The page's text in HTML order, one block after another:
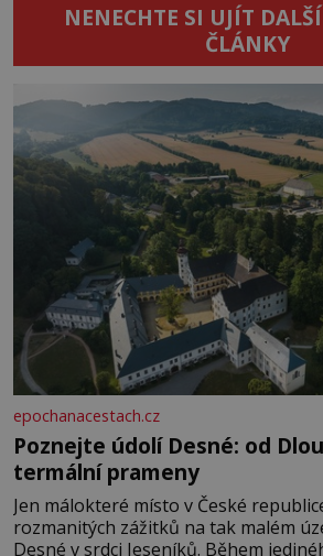
NENECHTE SI UJÍT
ČLÁNKY
epochanacestach.cz
Poznejte údolí Desné: od
termální prameny
Jen málokteré místo v České
rozmanitých zážitků na tak malém
Desné v srdci Jeseníků. Během